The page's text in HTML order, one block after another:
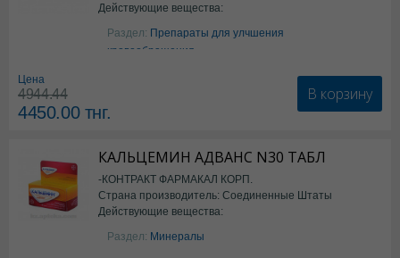
Действующие вещества:
ацетилсалициловая кислота
Раздел: Препараты для улчшения
кровообращения
Цена
4944.44
4450.00тнг.
В корзину
КАЛЬЦЕМИН АДВАНС N30 ТАБЛ
-КОНТРАКТ ФАРМАКАЛ КОРП.
Страна производитель: Соединенные Штаты
Америки
Действующие вещества:
Колекальциферол+Кальция
карбонат
Раздел: Минералы